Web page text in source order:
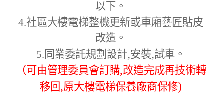
以下。
4.社區大樓電梯整機更新或車廂藝匠貼皮
改造。
5. 同業委託規劃設計,安裝,試車。
（可由管理委員會訂購,改造完成再技術轉
移回,原大樓電梯保養廠商保修)